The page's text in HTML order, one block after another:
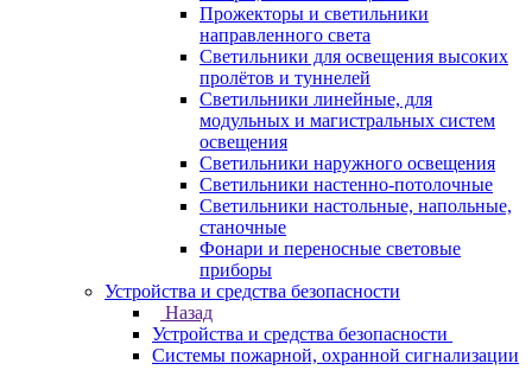
Прожекторы и светильники
направленного света
Светильники для освещения высоких
пролётов и туннелей
Светильники линейные, для
модульных и магистральных систем
освещения
Светильники наружного освещения
Светильники настенно-потолочные
Светильники настольные, напольные,
станочные
Фонари и переносные световые
приборы
Устройства и средства безопасности
Назад
Устройства и средства безопасности
Системы пожарной, охранной сигнализации